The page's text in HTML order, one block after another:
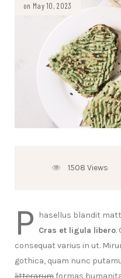
on May 10, 2023
1508 Views
P
hasellus blandit
Cras et ligula libero.
consequat varius in ut.
gothica, quam nunc
litterarumformas